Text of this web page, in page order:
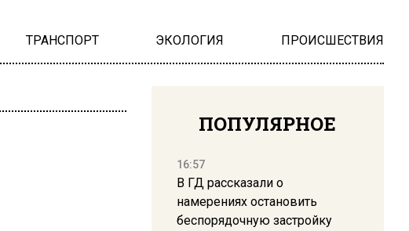
ТРАНСПОРТ ЭКОЛОГИЯ ПРОИСШЕСТВИЯ
ПОПУЛЯРНОЕ
16:57
В ГД рассказали о
намерениях остановить
беспорядочную застройку